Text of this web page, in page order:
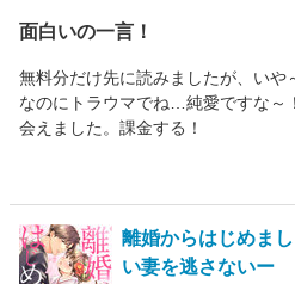
面白いの一言！
無料分だけ先に読みましたが、いや
なのにトラウマでね…純愛ですな～
会えました。課金する！
離婚からはじめま
い妻を逃さないー